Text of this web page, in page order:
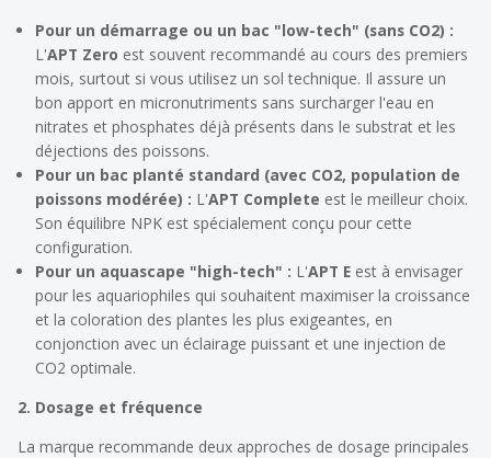
Pour un démarrage ou un bac "low-tech" (sans CO2) :
L'APT Zero est souvent recommandé au cours des premiers
mois, surtout si vous utilisez un sol technique. Il assure un
bon apport en micronutriments sans surcharger l'eau en
nitrates et phosphates déjà présents dans le substrat et les
déjections des poissons.
Pour un bac planté standard (avec CO2, population de
poissons modérée) : L'APT Complete est le meilleur choix.
Son équilibre NPK est spécialement conçu pour cette
configuration.
Pour un aquascape "high-tech" : L'APT E est à envisager
pour les aquariophiles qui souhaitent maximiser la croissance
et la coloration des plantes les plus exigeantes, en
conjonction avec un éclairage puissant et une injection de
CO2 optimale.
2. Dosage et fréquence
La marque recommande deux approches de dosage principales